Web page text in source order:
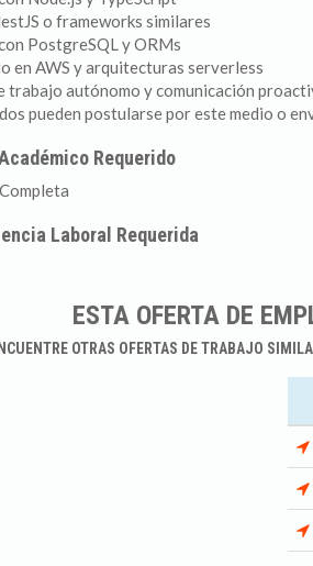
o frameworks similares
PostgreSQL y ORMs
en AWS y arquitecturas serverless
trabajo autónomo y comunicación
pueden postularse por este medio o
Requerido
Laboral Requerida
ESTA OFERTA DE
OTRAS OFERTAS DE TRABAJO